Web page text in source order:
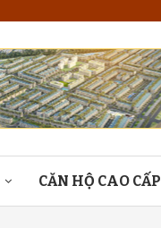
CĂN HỘ CAO CẤP